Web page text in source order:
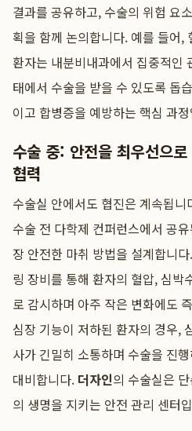
결과를 공유하고, 수술의 위험 요
획을 함께 논의합니다. 예를 들어,
환자는 내분비내과에서 집중적인
태에서 수술을 받을 수 있도록 돕
이고 합병증을 예방하는 핵심 과
수술 중: 안전을 최우선으
협력
수술실 안에서도 협진은 계속됩
수술 전 다학제 컨퍼런스에서 공
장 안전한 마취 방법을 설계합니
링 장비를 통해 환자의 혈압, 심박
로 감시하며 아주 작은 변화에도
심장 기능이 저하된 환자의 경우,
사가 긴밀히 소통하며 수술을 진
대비합니다. 더자인의 수술실은
의 생명을 지키는 안전 관리 센터